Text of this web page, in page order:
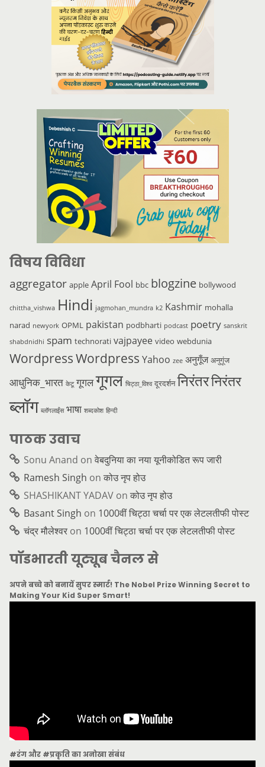
विषय विविधा
aggregator apple April Fool bbc blogzine bollywood
chittha_vishwa Hindi jagmohan_mundra k2 Kashmir mohalla
narad newyork OPML pakistan podbharti podcast poetry sanskrit
shabdnidhi spam technorati vajpayee video webdunia
WordpressWordpress Yahoo zee अनुगूँज अनुगूंज
आधुनिक_भारत केटू गूगलगूगल चिट्ठा_विश्व दूरदर्शन निरंतरनिरंतर
ब्लॉग ब्लॉगलाईंस भाषा शब्दकोश हिन्दी
पाठक उवाच
Sonu Anand on वेबदुनिया का नया यूनीकोडित रूप जारी
Ramesh Singh on कोउ नृप होउ
SHASHIKANT YADAV on कोउ नृप होउ
Basant Singh on 1000वीं चिट्ठा चर्चा पर एक लेटलतीफी पोस्ट
चंद्र मौलेश्वर on 1000वीं चिट्ठा चर्चा पर एक लेटलतीफी पोस्ट
पॉडभारती यूट्यूब चैनल से
अपने बच्चे को बनायें सुपर स्मार्ट! The Nobel Prize Winning Secret to
Making Your Kid Super Smart!
#रंग और #प्रकृति का अनोखा संबंध